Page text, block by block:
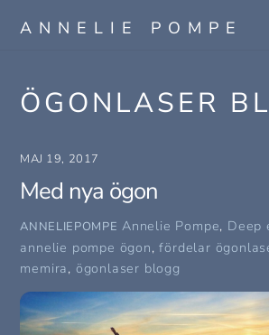
ANNELIE POMPE
ÖGONLASER
MAJ 19, 2017
Med nya ögon
ANNELIEPOMPE Annelie Pompe, Deep
annelie pompe ögon,fördelar
memira, ögonlaser blogg